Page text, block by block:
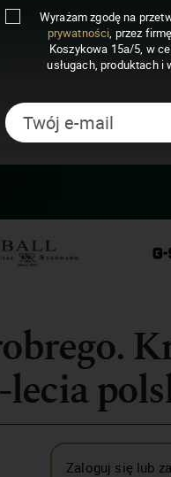
lecia
Zaloguj się lub
Wyrażam zgodę na
prywatności, przez
Koszykowa 15a/5, w
usługach, produktach i